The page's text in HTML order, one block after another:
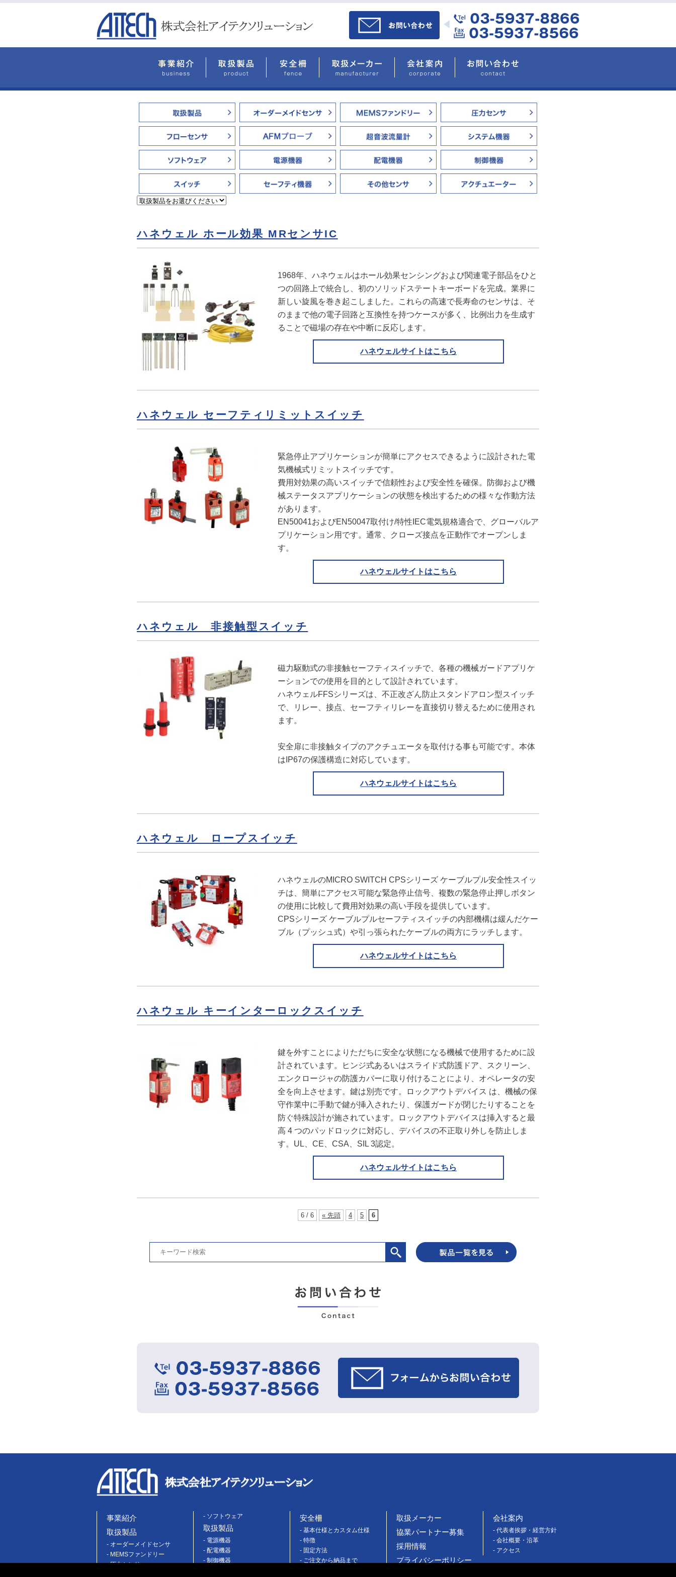
ハネウェル ホール効果 MRセンサIC
1968年、ハネウェルはホール効果センシングおよび関連電子部品をひと
つの回路上で統合し、初のソリッドステートキーボードを完成。業界に
新しい旋風を巻き起こしました。これらの高速で長寿命のセンサは、そ
のままで他の電子回路と互換性を持つケースが多く、比例出力を生成す
ることで磁場の存在や中断に反応します。
ハネウェルサイトはこちら
ハネウェル セーフティリミットスイッチ
緊急停止アプリケーションが簡単にアクセスできるように設計された電
気機械式リミットスイッチです。
費用対効果の高いスイッチで信頼性および安全性を確保。防御および機
械ステータスアプリケーションの状態を検出するための様々な作動方法
があります。
EN50041およびEN50047取付け/特性IEC電気規格適合で、グローバルア
プリケーション用です。通常、クローズ接点を正動作でオープンしま
す。
ハネウェルサイトはこちら
ハネウェル 非接触型スイッチ
磁力駆動式の非接触セーフティスイッチで、各種の機械ガードアプリケ
ーションでの使用を目的として設計されています。
ハネウェルFFSシリーズは、不正改ざん防止スタンドアロン型スイッチ
で、リレー、接点、セーフティリレーを直接切り替えるために使用され
ます。
安全扉に非接触タイプのアクチュエータを取付ける事も可能です。本体
はIP67の保護構造に対応しています。
ハネウェルサイトはこちら
ハネウェル ロープスイッチ
ハネウェルのMICRO SWITCH CPSシリーズ ケーブルプル安全性スイッ
チは、簡単にアクセス可能な緊急停止信号、複数の緊急停止押しボタン
の使用に比較して費用対効果の高い手段を提供しています。
CPSシリーズ ケーブルプルセーフティスイッチの内部機構は緩んだケー
ブル（プッシュ式）や引っ張られたケーブルの両方にラッチします。
ハネウェルサイトはこちら
ハネウェル キーインターロックスイッチ
鍵を外すことによりただちに安全な状態になる機械で使用するために設
計されています。ヒンジ式あるいはスライド式防護ドア、スクリーン、
エンクロージャの防護カバーに取り付けることにより、オペレータの安
全を向上させます。鍵は別売です。ロックアウトデバイス は、機械の保
守作業中に手動で鍵が挿入されたり、保護ガードが閉じたりすることを
防ぐ特殊設計が施されています。ロックアウトデバイスは挿入すると最
高 4 つのパッドロックに対応し、デバイスの不正取り外しを防止しま
す。UL、CE、CSA、SIL 3認定。
ハネウェルサイトはこちら
6 / 6 « 先頭 4 5 6
事業紹介
取扱製品
- オーダーメイドセンサ
- MEMSファンドリー
- 圧力センサ
- ソフトウェア
取扱製品
- 電源機器
- 配電機器
- 制御機器
安全柵
- 基本仕様とカスタム仕様
- 特徴
- 固定方法
- ご注文から納品まで
取扱メーカー
協業パートナー募集
採用情報
プライバシーポリシー
会社案内
- 代表者挨拶・経営方針
- 会社概要・沿革
- アクセス